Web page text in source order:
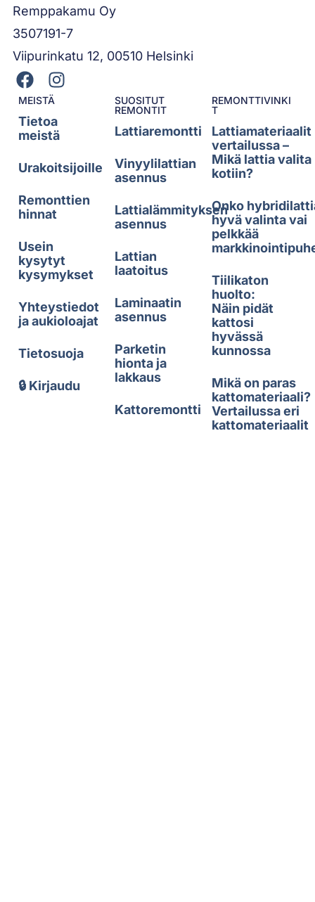
Remppakamu Oy
3507191-7
Viipurinkatu 12, 00510 Helsinki
MEISTÄ
Tietoa
meistä
Urakoitsijoille
Remonttien
hinnat
Usein
kysytyt
kysymykset
Yhteystiedot
ja aukioloajat
Tietosuoja
🔒 Kirjaudu
SUOSITUT
REMONTIT
Lattiaremontti
Vinyylilattian
asennus
Lattialämmityksen
asennus
Lattian
laatoitus
Laminaatin
asennus
Parketin
hionta ja
lakkaus
Kattoremontti
REMONTTIVINKI
T
Lattiamateriaalit
vertailussa –
Mikä lattia valita
kotiin?
Onko
hyvä valinta vai
pelkkää
Tiilikaton
huolto:
Näin pidät
kattosi
hyvässä
kunnossa
Mikä on paras
kattomateriaali?
Vertailussa eri
kattomateriaalit